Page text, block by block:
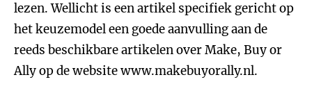
lezen. Wellicht is een artikel specifiek gericht op
het keuzemodel een goede aanvulling aan de
reeds beschikbare artikelen over Make, Buy or
Ally op de website www.makebuyorally.nl.